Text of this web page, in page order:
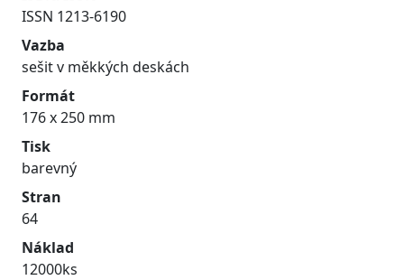
ISSN 1213-6190
Vazba
sešit v měkkých deskách
Formát
176 x 250 mm
Tisk
barevný
Stran
64
Náklad
12000ks